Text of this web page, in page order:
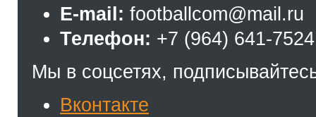
E-mail: footballcom@mail.ru
Телефон: +7 (964) 641-7524
Мы в соцсетях,
Вконтакте